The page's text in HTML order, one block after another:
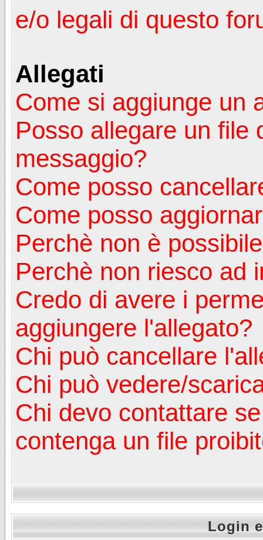
e/o legali di questo
Allegati
Come si aggiunge un
Posso allegare un file
messaggio?
Come posso
Come posso
Perchè non è
Perchè non riesco ad
Credo di avere i
aggiungere l'allegato?
Chi può cancellare
Chi può vedere/
Chi devo contattare
contenga un file
Login